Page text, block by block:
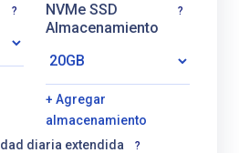
?
NVMe SSD
Almacenamiento
?
+ Agregar
almacenamiento
diaria extendida
?